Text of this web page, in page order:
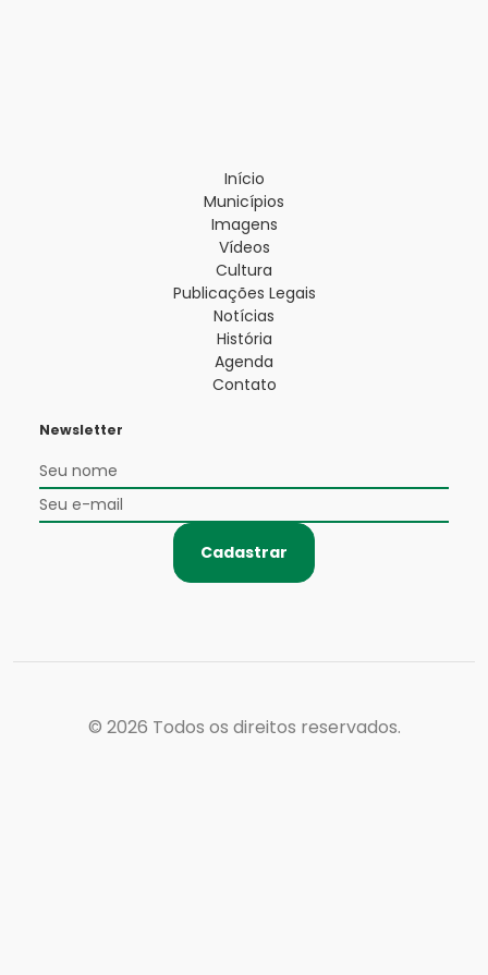
Início
Municípios
Imagens
Vídeos
Cultura
Publicações Legais
Notícias
História
Agenda
Contato
Newsletter
Cadastrar
© 2026 Todos os direitos reservados.